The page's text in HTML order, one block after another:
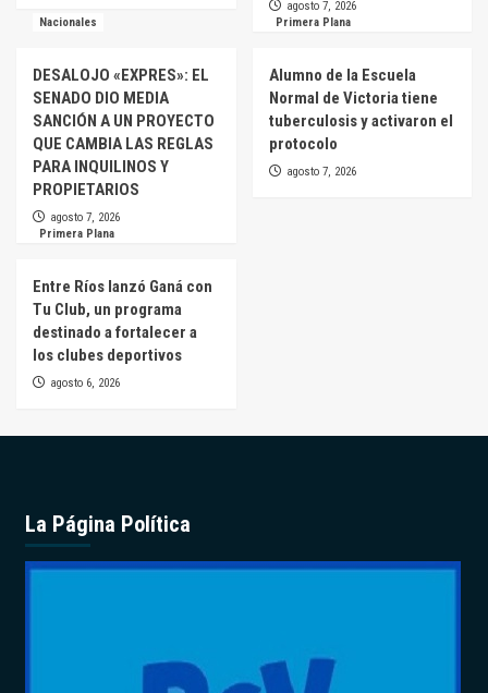
agosto 7, 2026
Nacionales
DESALOJO «EXPRES»: EL
SENADO DIO MEDIA
SANCIÓN A UN PROYECTO
QUE CAMBIA LAS REGLAS
PARA INQUILINOS Y
PROPIETARIOS
agosto 7, 2026
Primera Plana
Alumno de la Escuela
Normal de Victoria tiene
tuberculosis y activaron el
protocolo
agosto 7, 2026
Primera Plana
Entre Ríos lanzó Ganá con
Tu Club, un programa
destinado a fortalecer a
los clubes deportivos
agosto 6, 2026
La Página Política